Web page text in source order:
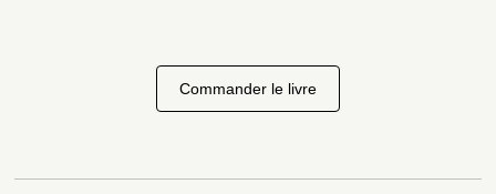
Commander le livre